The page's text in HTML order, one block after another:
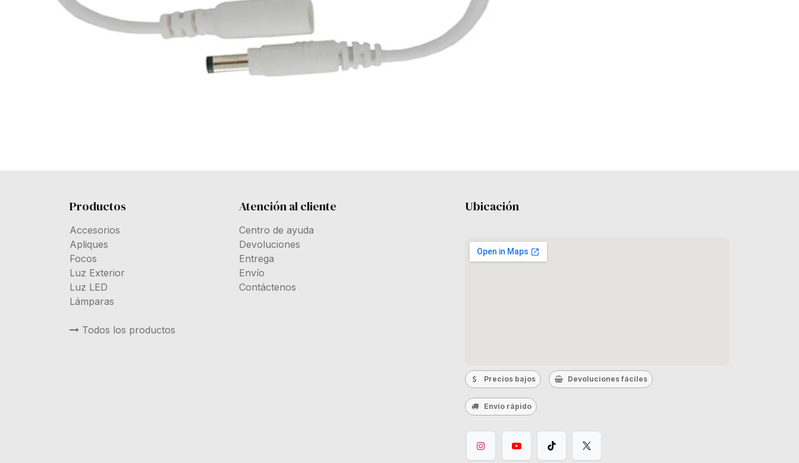
Productos
Accesorios
Apliques
Focos
Luz Exterior
Luz LED
Lámparas
Todos los productos
Atención al cliente
Centro de ayuda
Devoluciones
Entrega
Envío
Contáctenos
Ubicación
Precios bajos Devoluciones fáciles
Envío rápido